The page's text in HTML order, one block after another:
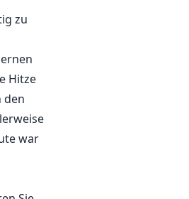
zu
Hitze
den
war